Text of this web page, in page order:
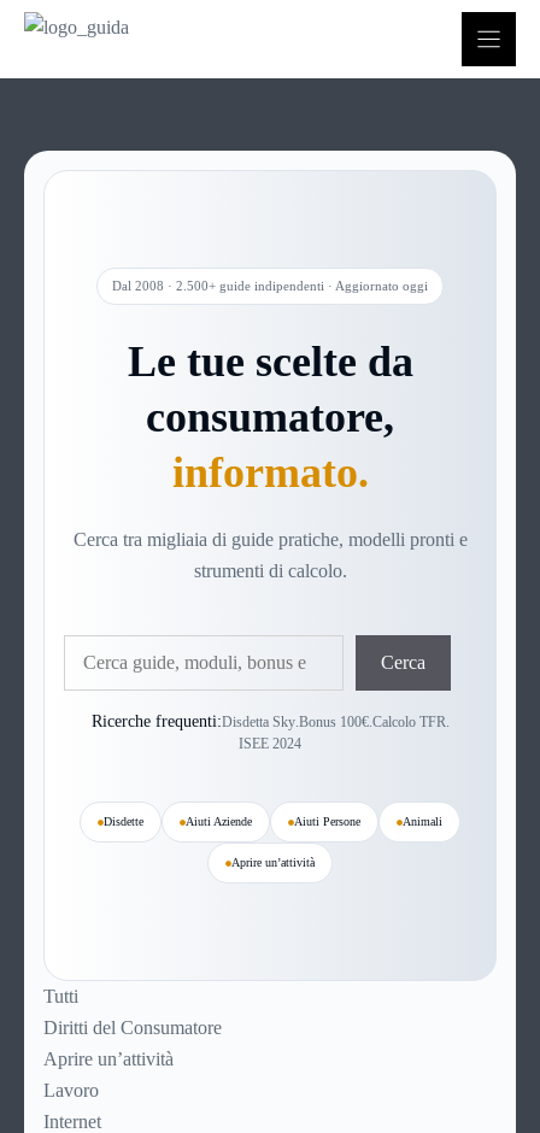
contenuto
Dal 2008 · 2.500+ guide indipendenti · Aggiornato oggi
Le tue scelte da
consumatore,
informato.
Cerca tra migliaia di guide pratiche, modelli pronti e
strumenti di calcolo.
Cerca
Ricerche frequenti:Disdetta Sky.Bonus 100€.Calcolo TFR.
ISEE 2024
Disdette Aiuti Aziende Aiuti Persone Animali
Aprire un’attività
Tutti
Diritti del Consumatore
Aprire un’attività
Lavoro
Internet